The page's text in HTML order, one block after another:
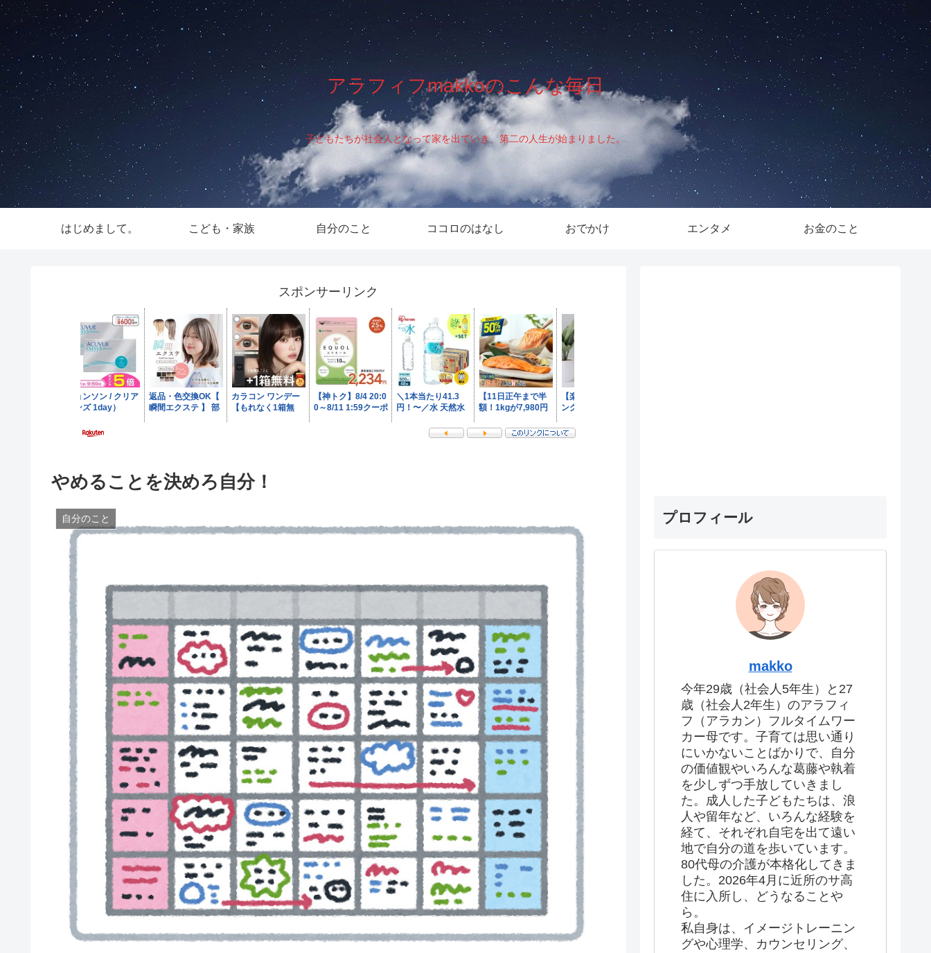
アラフィフmakkoのこんな毎日
子どもたちが社会人となって家を出ていき、第二の人生が始まりました。
はじめまして。 こども・家族 自分のこと ココロのはなし おでかけ エンタメ お金のこと
スポンサーリンク
やめることを決めろ自分！
自分のこと プロフィール
makko
今年29歳（社会人5年生）と27
歳（社会人2年生）のアラフィ
フ（アラカン）フルタイムワー
カー母です。子育ては思い通り
にいかないことばかりで、自分
の価値観やいろんな葛藤や執着
を少しずつ手放していきまし
た。成人した子どもたちは、浪
人や留年など、いろんな経験を
経て、それぞれ自宅を出て遠い
地で自分の道を歩いています。
80代母の介護が本格化してきま
した。2026年4月に近所のサ高
住に入所し、どうなることや
ら。
私自身は、イメージトレーニン
グや心理学、カウンセリング、